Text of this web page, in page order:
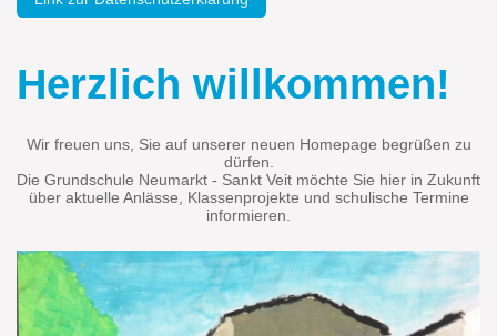
Herzlich willkommen!
Wir freuen uns, Sie auf unserer neuen Homepage begrüßen zu
dürfen.
Die Grundschule Neumarkt - Sankt Veit möchte Sie hier in Zukunft
über aktuelle Anlässe, Klassenprojekte und schulische Termine
informieren.